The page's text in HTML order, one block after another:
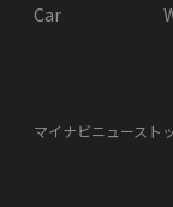
Car
マイナビニュースト